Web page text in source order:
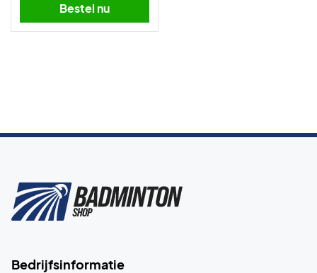
Bestel nu
Bedrijfsinformatie